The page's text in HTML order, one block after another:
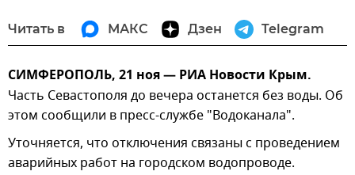
Читать в МАКС Дзен Telegram
СИМФЕРОПОЛЬ, 21 ноя — РИА Новости Крым.
Часть Севастополя до вечера останется без воды. Об
этом сообщили в пресс-службе "Водоканала".
Уточняется, что отключения связаны с проведением
аварийных работ на городском водопроводе.